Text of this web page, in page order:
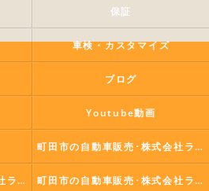
保証
車検・カスタマイズ
ブログ
Youtube動画
町田市の自動車販売･株式会社ラポールコーポレーションの口コミ情報
町田市の自動車販売･株式会社ラポールコーポレーションの評判 町田市の自動車販売･株式会社ラポールコーポレーションのお客様の声